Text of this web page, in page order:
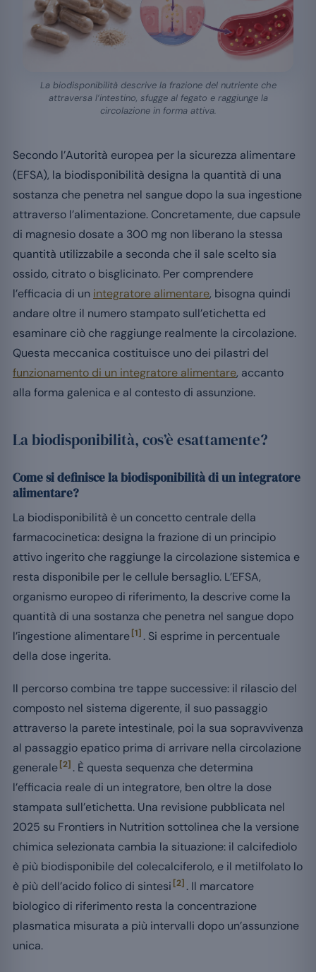
La biodisponibilità descrive la frazione del nutriente che
attraversa l’intestino, sfugge al fegato e raggiunge la
circolazione in forma attiva.
Secondo l’Autorità europea per la sicurezza alimentare
(EFSA), la biodisponibilità designa la quantità di una
sostanza che penetra nel sangue dopo la sua ingestione
attraverso l’alimentazione. Concretamente, due capsule
di magnesio dosate a 300 mg non liberano la stessa
quantità utilizzabile a seconda che il sale scelto sia
ossido, citrato o bisglicinato. Per comprendere
l’efficacia di un integratore alimentare, bisogna quindi
andare oltre il numero stampato sull’etichetta ed
esaminare ciò che raggiunge realmente la circolazione.
Questa meccanica costituisce uno dei pilastri del
funzionamento di un integratore alimentare, accanto
alla forma galenica e al contesto di assunzione.
La biodisponibilità, cos’è esattamente?
Come si definisce la biodisponibilità di un integratore
alimentare?
La biodisponibilità è un concetto centrale della
farmacocinetica: designa la frazione di un principio
attivo ingerito che raggiunge la circolazione sistemica e
resta disponibile per le cellule bersaglio. L’EFSA,
organismo europeo di riferimento, la descrive come la
quantità di una sostanza che penetra nel sangue dopo
l’ingestione alimentare[1] . Si esprime in percentuale
della dose ingerita.
Il percorso combina tre tappe successive: il rilascio del
composto nel sistema digerente, il suo passaggio
attraverso la parete intestinale, poi la sua sopravvivenza
al passaggio epatico prima di arrivare nella circolazione
generale[2] . È questa sequenza che determina
l’efficacia reale di un integratore, ben oltre la dose
stampata sull’etichetta. Una revisione pubblicata nel
2025 su Frontiers in Nutrition sottolinea che la versione
chimica selezionata cambia la situazione: il calcifediolo
è più biodisponibile del colecalciferolo, e il metilfolato lo
è più dell’acido folico di sintesi [2] . Il marcatore
biologico di riferimento resta la concentrazione
plasmatica misurata a più intervalli dopo un’assunzione
unica.